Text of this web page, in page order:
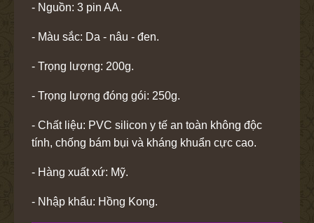
- Nguồn: 3 pin AA.
- Màu sắc: Da - nâu - đen.
- Trọng lượng: 200g.
- Trọng lượng đóng gói: 250g.
- Chất liệu: PVC silicon y tế an toàn không độc
tính, chống bám bụi và kháng khuẩn cực cao.
- Hàng xuất xứ: Mỹ.
- Nhập khẩu: Hồng Kong.